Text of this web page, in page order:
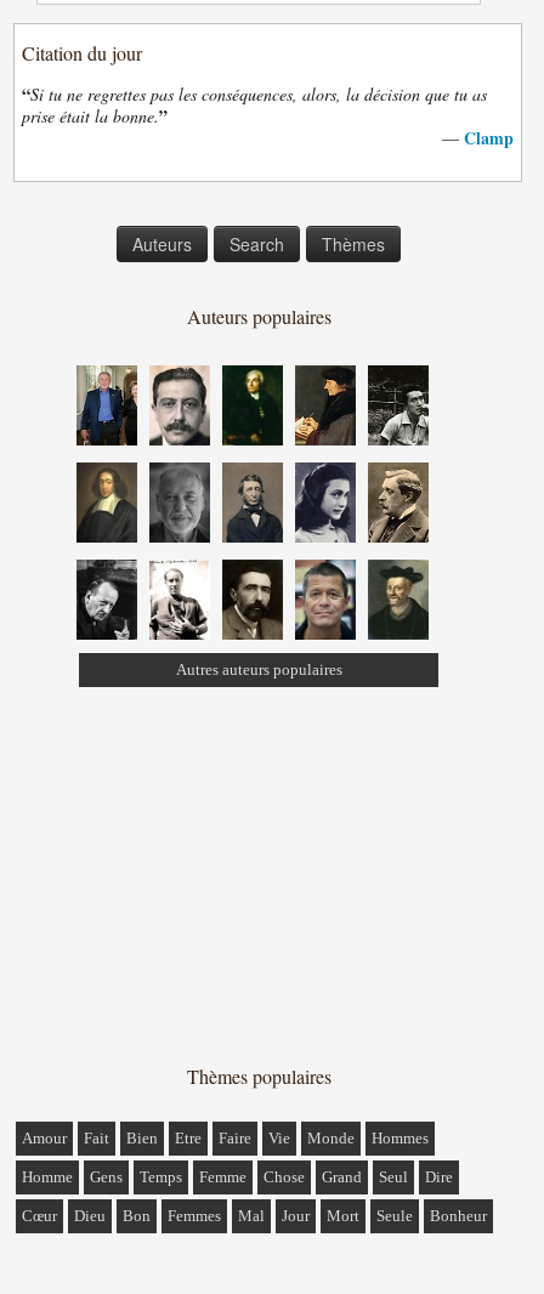
Citation du jour
“Si tu ne regrettes pas les conséquences, alors, la décision que tu as
prise était la bonne.”
— Clamp
Auteurs Search Thèmes
Auteurs populaires
Autres auteurs populaires
Thèmes populaires
Amour Fait Bien Etre Faire Vie Monde Hommes
Homme Gens Temps Femme Chose Grand Seul Dire
Cœur Dieu Bon Femmes Mal Jour Mort Seule Bonheur